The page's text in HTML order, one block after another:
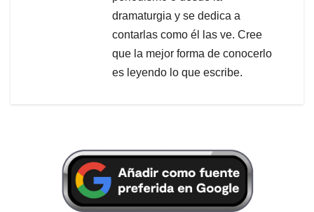
dramaturgia y se dedica a
contarlas como él las ve. Cree
que la mejor forma de conocerlo
es leyendo lo que escribe.